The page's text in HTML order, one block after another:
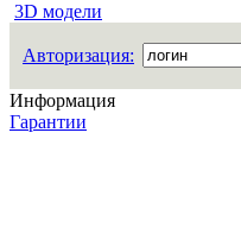
3D модели
Авторизация:
Информация
Гарантии